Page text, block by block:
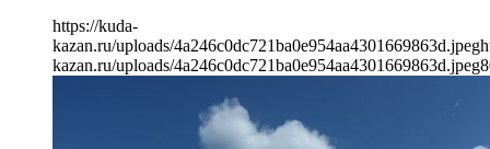
https://kuda-
kazan.ru/uploads/4a246c0dc721ba0e954aa4301669863d.jpeg
kazan.ru/uploads/4a246c0dc721ba0e954aa4301669863d.jpeg